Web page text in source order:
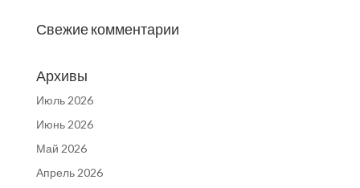
Свежие комментарии
Архивы
Июль 2026
Июнь 2026
Май 2026
Апрель 2026